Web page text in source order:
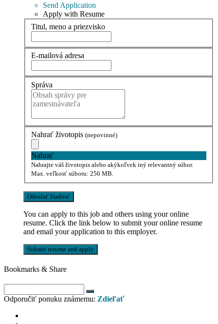
Send Application
Apply with Resume
Titul, meno a priezvisko
E-mailová adresa
Správa
Nahrať životopis (nepovinné)
Nahrať
Nahrajte váš životopis alebo akýkoľvek iný relevantný súbor.
Max. veľkosť súboru: 256 MB.
You can apply to this job and others using your online
resume. Click the link below to submit your online resume
and email your application to this employer.
Bookmarks & Share
Odporučiť ponuku známemu: Zdieľať